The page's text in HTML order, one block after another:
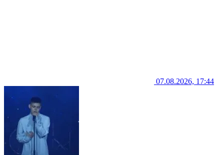
07.08.2026, 17:44